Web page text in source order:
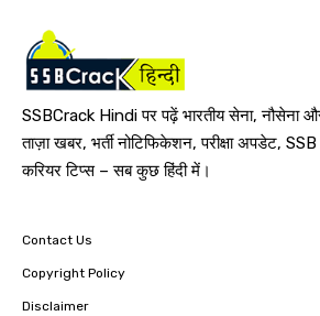
SSBCrack Hindi पर पढ़ें भारतीय सेना, नौसेना
ताज़ा खबर, भर्ती नोटिफिकेशन, परीक्षा अपडेट,
करियर टिप्स – सब कुछ हिंदी में।
Contact Us
Copyright Policy
Disclaimer